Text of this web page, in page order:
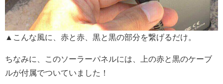
▲こんな風に、赤と赤、黒と黒の部分を繋げるだけ。
ちなみに、このソーラーパネルには、上の赤と黒のケーブ
ルが付属でついていました！